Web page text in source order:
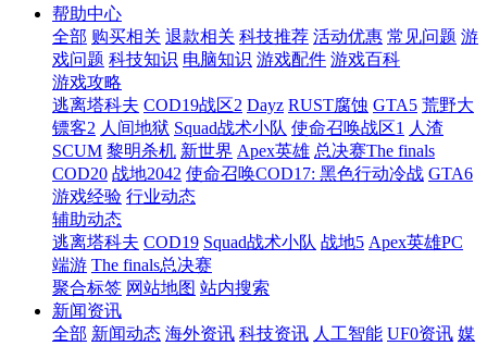
帮助中心
全部 购买相关 退款相关 科技推荐 活动优惠 常见问题 游
戏问题 科技知识 电脑知识 游戏配件 游戏百科
游戏攻略
逃离塔科夫 COD19战区2 Dayz RUST腐蚀 GTA5 荒野大
镖客2 人间地狱 Squad战术小队 使命召唤战区1 人渣
SCUM 黎明杀机 新世界 Apex英雄 总决赛The finals
COD20 战地2042 使命召唤COD17: 黑色行动冷战 GTA6
游戏经验 行业动态
辅助动态
逃离塔科夫 COD19 Squad战术小队 战地5 Apex英雄PC
端游 The finals总决赛
聚合标签 网站地图 站内搜索
新闻资讯
全部 新闻动态 海外资讯 科技资讯 人工智能 UF0资讯 媒